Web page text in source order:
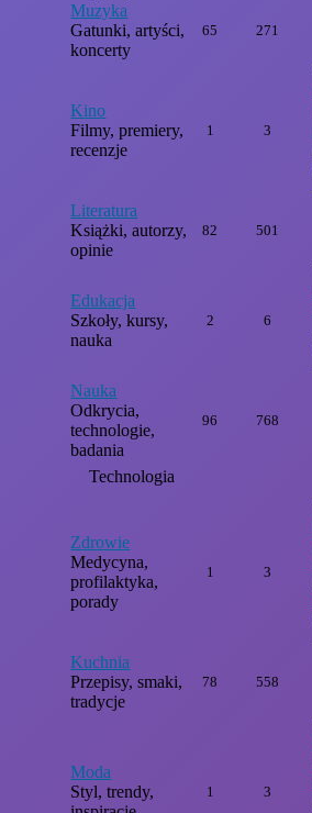
Muzyka
Gatunki, artyści,
koncerty
65 271
Kino
Filmy, premiery,
recenzje
1 3
Literatura
Książki, autorzy,
opinie
82 501
Edukacja
Szkoły, kursy,
nauka
2 6
Nauka
Odkrycia,
technologie,
badania
96 768
Technologia
Zdrowie
Medycyna,
profilaktyka,
porady
1 3
Kuchnia
Przepisy, smaki,
tradycje
78 558
Moda
Styl, trendy,
1 3